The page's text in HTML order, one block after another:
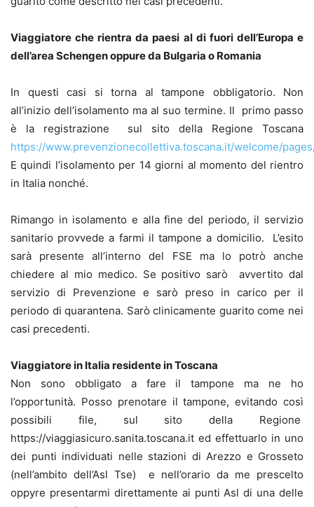
Viaggiatore che rientra da paesi al di fuori dell’Europa e
dell’area Schengen oppure da Bulgaria o Romania
In questi casi si torna al tampone obbligatorio. Non
all’inizio dell’isolamento ma al suo termine. Il primo passo
è la registrazione sul sito della Regione Toscana
https://www.prevenzionecollettiva.toscana.it/welcome/
E quindi l’isolamento per 14 giorni al momento del rientro
in Italia nonché.
Rimango in isolamento e alla fine del periodo, il servizio
sanitario provvede a farmi il tampone a domicilio. L’esito
sarà presente all’interno del FSE ma lo potrò anche
chiedere al mio medico. Se positivo sarò avvertito dal
servizio di Prevenzione e sarò preso in carico per il
periodo di quarantena. Sarò clinicamente guarito come nei
casi precedenti.
Viaggiatore in Italia residente in Toscana
Non sono obbligato a fare il tampone ma ne ho
l’opportunità. Posso prenotare il tampone, evitando così
possibili file, sul sito della Regione
https://viaggiasicuro.sanita.toscana.it ed effettuarlo in uno
dei punti individuati nelle stazioni di Arezzo e Grosseto
(nell’ambito dell’Asl Tse) e nell’orario da me prescelto
oppyre presentarmi direttamente ai punti Asl di una delle